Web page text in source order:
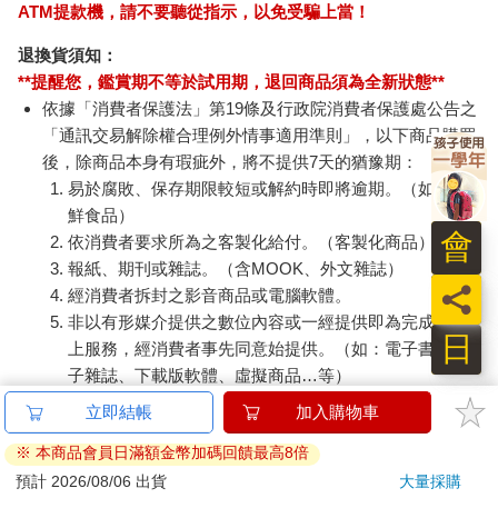
ATM提款機，請不要聽從指示，以免受騙上當！
退換貨須知：
**提醒您，鑑賞期不等於試用期，退回商品須為全新狀態**
依據「消費者保護法」第19條及行政院消費者保護處公告之
「通訊交易解除權合理例外情事適用準則」，以下商品購買
後，除商品本身有瑕疵外，將不提供7天的猶豫期：
易於腐敗、保存期限較短或解約時即將逾期。（如：生
鮮食品）
依消費者要求所為之客製化給付。（客製化商品）
報紙、期刊或雜誌。（含MOOK、外文雜誌）
經消費者拆封之影音商品或電腦軟體。
非以有形媒介提供之數位內容或一經提供即為完成之線
上服務，經消費者事先同意始提供。（如：電子書、電
子雜誌、下載版軟體、虛擬商品…等）
已拆封之個人衛生用品。（如：內衣褲、刮鬍刀、除毛
刀…等）
若非上列種類商品，均享有到貨7天的猶豫期（含例假
日）。
立即結帳 加入購物車
※ 本商品會員日滿額金幣加碼回饋最高8倍
預計 2026/08/06 出貨
大量採購
日
員
會